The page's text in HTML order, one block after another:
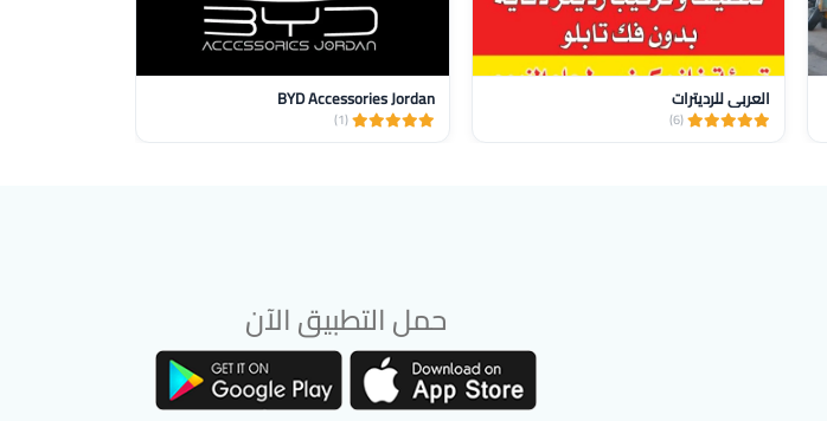
العربي للرديترات
(6)
BYD Accessories Jordan
(1)
حمل التطبيق الآن